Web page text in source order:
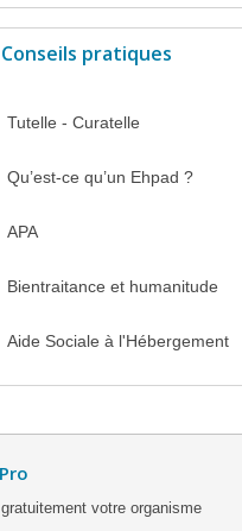
Conseils pratiques
Tutelle - Curatelle
Qu’est-ce qu’un Ehpad ?
APA
Bientraitance et humanitude
Aide Sociale à l'Hébergement
votre organisme